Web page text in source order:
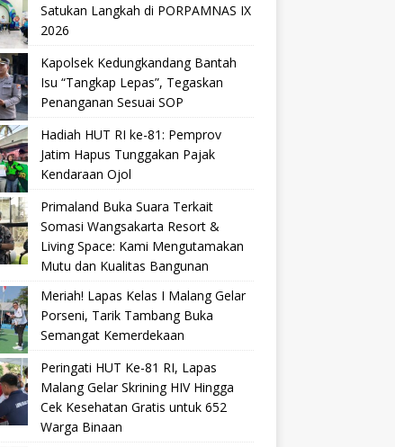
Satukan Langkah di PORPAMNAS IX
2026
Kapolsek Kedungkandang Bantah
Isu “Tangkap Lepas”, Tegaskan
Penanganan Sesuai SOP
Hadiah HUT RI ke-81: Pemprov
Jatim Hapus Tunggakan Pajak
Kendaraan Ojol
Primaland Buka Suara Terkait
Somasi Wangsakarta Resort &
Living Space: Kami Mengutamakan
Mutu dan Kualitas Bangunan
Meriah! Lapas Kelas I Malang Gelar
Porseni, Tarik Tambang Buka
Semangat Kemerdekaan
Peringati HUT Ke-81 RI, Lapas
Malang Gelar Skrining HIV Hingga
Cek Kesehatan Gratis untuk 652
Warga Binaan